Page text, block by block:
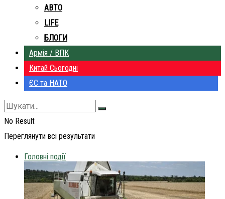
АВТО
LIFE
БЛОГИ
Армія / ВПК
Китай Сьогодні
ЄС та НАТО
No Result
Переглянути всі результати
Головні події